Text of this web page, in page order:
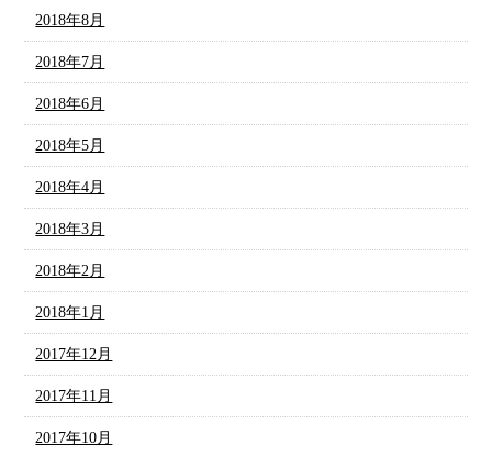
2018年8月
2018年7月
2018年6月
2018年5月
2018年4月
2018年3月
2018年2月
2018年1月
2017年12月
2017年11月
2017年10月